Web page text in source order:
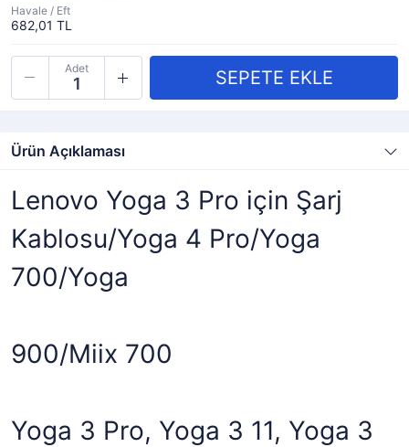
Havale / Eft
682,01 TL
Adet
Ürün Açıklaması
Lenovo Yoga 3 Pro için Şarj
Kablosu/Yoga 4 Pro/Yoga
700/Yoga
900/Miix 700
Yoga 3 Pro, Yoga 3 11, Yoga 3